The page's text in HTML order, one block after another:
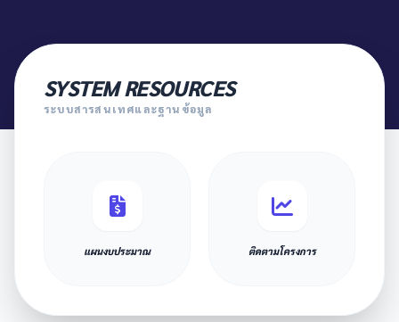
SYSTEM RESOURCES
ระบบสารสนเทศและฐานข้อมูล
แผนงบประมาณ ติดตามโครงการ